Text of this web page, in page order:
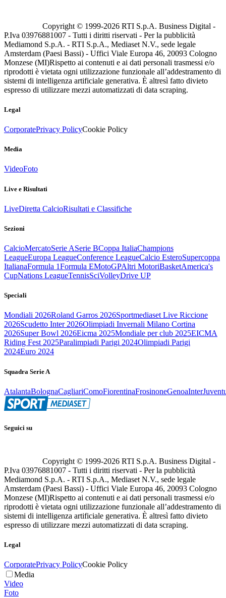
Copyright © 1999-2026 RTI S.p.A. Business Digital -
P.Iva 03976881007 - Tutti i diritti riservati - Per la pubblicità
Mediamond S.p.A. - RTI S.p.A., Mediaset N.V., sede legale
Amsterdam (Paesi Bassi) - Uffici Viale Europa 46, 20093 Cologno
Monzese (MI)Rispetto ai contenuti e ai dati personali trasmessi e/o
riprodotti è vietata ogni utilizzazione funzionale all’addestramento di
sistemi di intelligenza artificiale generativa. È altresì fatto divieto
espresso di utilizzare mezzi automatizzati di data scraping.
Legal
CorporatePrivacy PolicyCookie Policy
Media
VideoFoto
Live e Risultati
LiveDiretta CalcioRisultati e Classifiche
Sezioni
CalcioMercatoSerie ASerie BCoppa ItaliaChampions
LeagueEuropa LeagueConference LeagueCalcio EsteroSupercoppa
ItalianaFormula 1Formula EMotoGPAltri MotoriBasketAmerica's
CupNations LeagueTennisSciVolleyDrive UP
Speciali
Mondiali 2026Roland Garros 2026Sportmediaset Live Riccione
2026Scudetto Inter 2026Olimpiadi Invernali Milano Cortina
2026Super Bowl 2026Eicma 2025Mondiale per club 2025EICMA
Riding Fest 2025Paralimpiadi Parigi 2024Olimpiadi Parigi
2024Euro 2024
Squadra Serie A
AtalantaBolognaCagliariComoFiorentinaFrosinoneGenoaInter
Seguici su
Copyright © 1999-2026 RTI S.p.A. Business Digital -
P.Iva 03976881007 - Tutti i diritti riservati - Per la pubblicità
Mediamond S.p.A. - RTI S.p.A., Mediaset N.V., sede legale
Amsterdam (Paesi Bassi) - Uffici Viale Europa 46, 20093 Cologno
Monzese (MI)Rispetto ai contenuti e ai dati personali trasmessi e/o
riprodotti è vietata ogni utilizzazione funzionale all’addestramento di
sistemi di intelligenza artificiale generativa. È altresì fatto divieto
espresso di utilizzare mezzi automatizzati di data scraping.
Legal
CorporatePrivacy PolicyCookie Policy
Media
Video
Foto